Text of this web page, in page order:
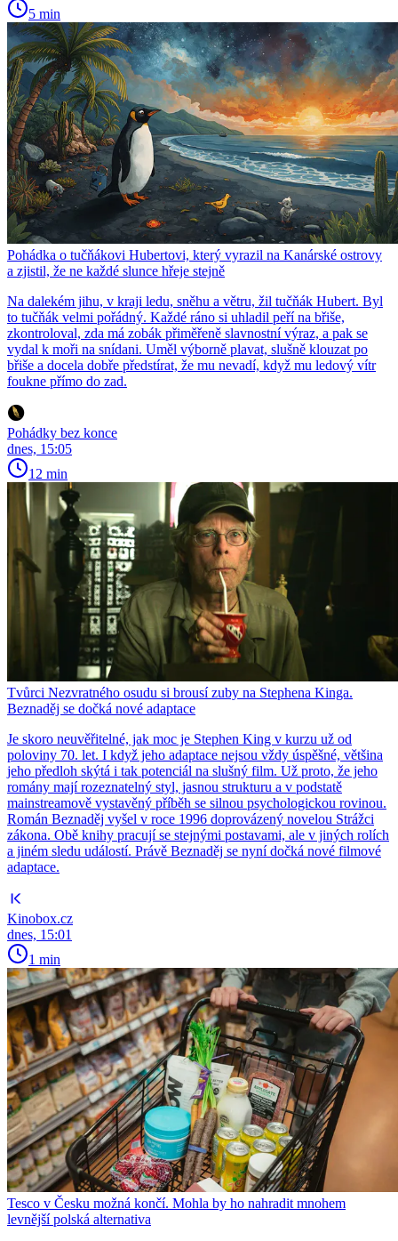
5 min
Pohádka o tučňákovi Hubertovi, který vyrazil na Kanárské ostrovy
a zjistil, že ne každé slunce hřeje stejně
Na dalekém jihu, v kraji ledu, sněhu a větru, žil tučňák Hubert. Byl
to tučňák velmi pořádný. Každé ráno si uhladil peří na břiše,
zkontroloval, zda má zobák přiměřeně slavnostní výraz, a pak se
vydal k moři na snídani. Uměl výborně plavat, slušně klouzat po
břiše a docela dobře předstírat, že mu nevadí, když mu ledový vítr
foukne přímo do zad.
Pohádky bez konce
dnes, 15:05
12 min
Tvůrci Nezvratného osudu si brousí zuby na Stephena Kinga.
Beznaděj se dočká nové adaptace
Je skoro neuvěřitelné, jak moc je Stephen King v kurzu už od
poloviny 70. let. I když jeho adaptace nejsou vždy úspěšné, většina
jeho předloh skýtá i tak potenciál na slušný film. Už proto, že jeho
romány mají rozeznatelný styl, jasnou strukturu a v podstatě
mainstreamově vystavěný příběh se silnou psychologickou rovinou.
Román Beznaděj vyšel v roce 1996 doprovázený novelou Strážci
zákona. Obě knihy pracují se stejnými postavami, ale v jiných rolích
a jiném sledu událostí. Právě Beznaděj se nyní dočká nové filmové
adaptace.
Kinobox.cz
dnes, 15:01
1 min
Tesco v Česku možná končí. Mohla by ho nahradit mnohem
levnější polská alternativa